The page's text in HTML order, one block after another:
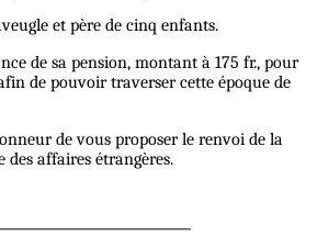
et père de cinq enfants.
de sa pension, montant à 175 fr., pour
de pouvoir traverser cette époque de
de vous proposer le renvoi de la
affaires étrangères.